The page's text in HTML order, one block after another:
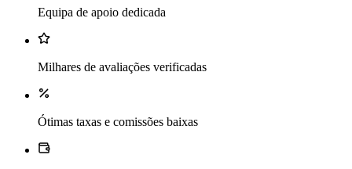
Equipa de apoio dedicada
Milhares de avaliações verificadas
Ótimas taxas e comissões baixas